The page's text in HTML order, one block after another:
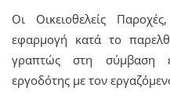
Οι Οικειοθελείς
εφαρμογή κατά το
γραπτώς στη σύμβαση
εργοδότης με τον